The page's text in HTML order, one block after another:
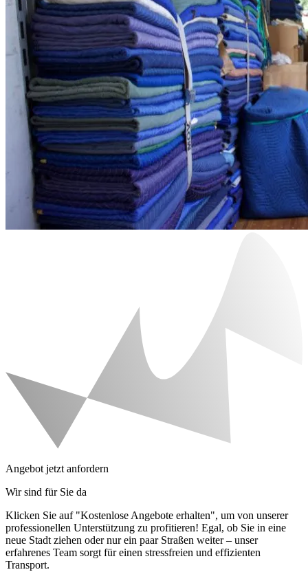
Angebot jetzt anfordern
Wir sind für Sie da
Klicken Sie auf "Kostenlose Angebote erhalten", um von unserer
professionellen Unterstützung zu profitieren! Egal, ob Sie in eine
neue Stadt ziehen oder nur ein paar Straßen weiter – unser
erfahrenes Team sorgt für einen stressfreien und effizienten
Transport.